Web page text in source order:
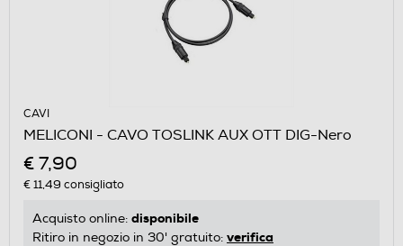
CAVI
MELICONI - CAVO TOSLINK AUX OTT DIG-Nero
€ 7,90
€ 11,49 consigliato
Acquisto online: disponibile
Ritiro in negozio in 30' gratuito: verifica